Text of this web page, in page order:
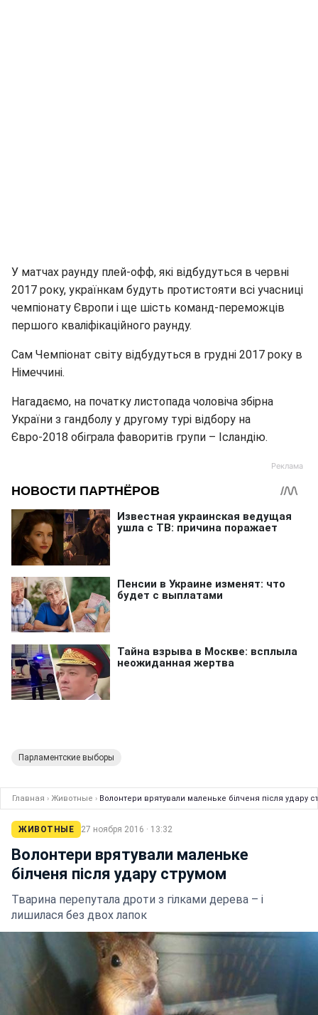
У матчах раунду плей-офф, які відбудуться в червні
2017 року, українкам будуть протистояти всі учасниці
чемпіонату Європи і ще шість команд-переможців
першого кваліфікаційного раунду.
Сам Чемпіонат світу відбудуться в грудні 2017 року в
Німеччині.
Нагадаємо, на початку листопада чоловіча збірна
України з гандболу у другому турі відбору на
Євро-2018 обіграла фаворитів групи – Ісландію.
Парламентские выборы
Главная › Животные › Волонтери врятували маленьке білченя після удару
ЖИВОТНЫЕ 27 ноября 2016 · 13:32
Волонтери врятували маленьке
білченя після удару струмом
Тварина перепутала дроти з гілками дерева – і
лишилася без двох лапок